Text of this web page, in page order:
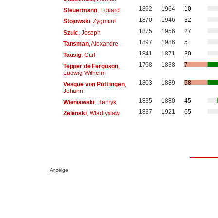
Steuermann, Eduard 1892 1964
10
Stojowski, Zygmunt 1870 1946
32
Szulc, Joseph 1875 1956
27
Tansman, Alexandre 1897 1986
5
Tausig, Carl 1841 1871
30
Tepper de Ferguson,
Ludwig Wilhelm
1768 1838 7
Vesque von Püttlingen,
Johann
1803 1889 58
Wieniawski, Henryk 1835 1880
45
Zelenski, Wladiyslaw 1837 1921 65
Anzeige